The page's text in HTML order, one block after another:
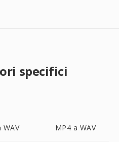
specifici
WAV MP4 a WAV